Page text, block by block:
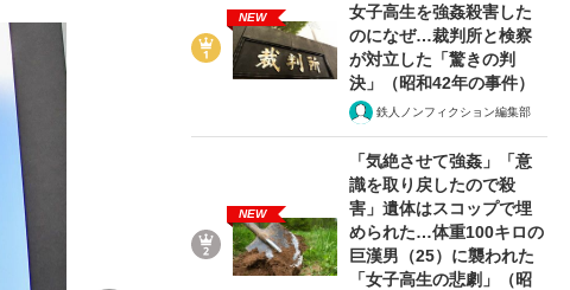
いるのが悲しい」『北の国から』倉本聰氏（91...
NEW
女子高生を強姦殺害した
のになぜ…裁判所と検察
が対立した「驚きの判
決」（昭和42年の事件）
鉄人ノンフィクション編集部
NEW
「気絶させて強姦」「意
識を取り戻したので殺
害」遺体はスコップで埋
められた…体重100キロの
巨漢男（25）に襲われた
「女子高生の悲劇」（昭